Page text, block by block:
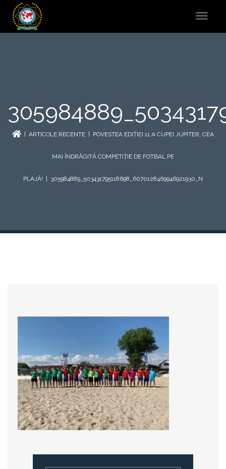
ARTICOLE RECENTE POVESTEA EDIȚIEI 11 A CUPEI JUPITER, CEA
MAI ÎNDRĂGITĂ COMPETIȚIE DE FOTBAL PE
PLAJĂ! | 305984889_503431795118698_6070128469946921930_N